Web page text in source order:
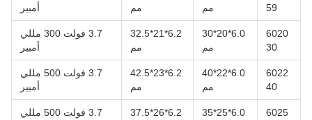
59
مم
مم
أمبير
6020
30
6.0*20*30
مم
6.2*21*32.5
مم
3.7 فولت 300 مللي
أمبير
6022
40
6.0*22*40
مم
6.2*23*42.5
مم
3.7 فولت 500 مللي
أمبير
6025
6.0*25*35
6.2*26*37.5
3.7 فولت 500 مللي